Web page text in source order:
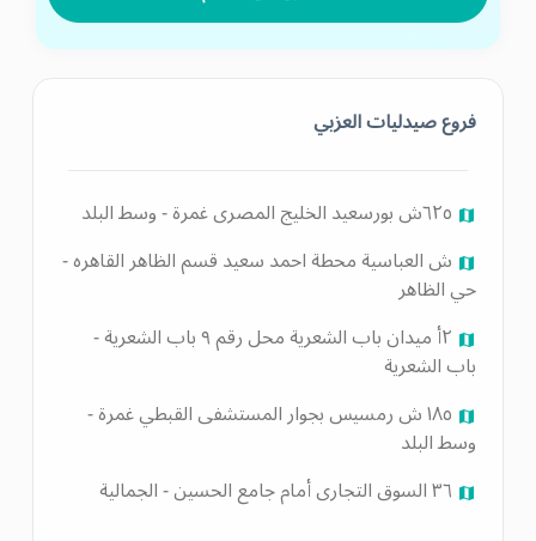
فروع صيدليات العزبي
ش العباسية محطة احمد سعيد قسم الظاهر القاهره -
حي الظاهر
٢أ ميدان باب الشعرية محل رقم ٩ باب الشعرية -
باب الشعرية
١٨٥ ش رمسيس بجوار المستشفى القبطي غمرة -
وسط البلد